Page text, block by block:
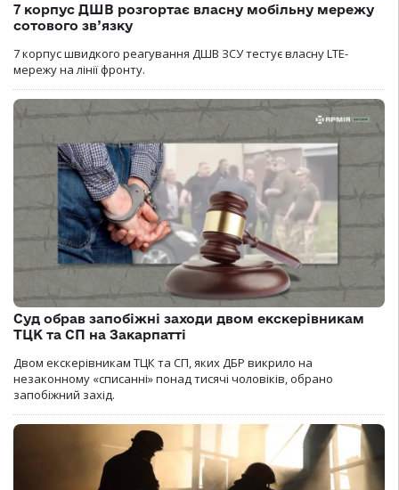
7 корпус ДШВ розгортає власну мобільну мережу
сотового зв’язку
7 корпус швидкого реагування ДШВ ЗСУ тестує власну LTE-
мережу на лінії фронту.
Суд обрав запобіжні заходи двом екскерівникам
ТЦК та СП на Закарпатті
Двом екскерівникам ТЦК та СП, яких ДБР викрило на
незаконному «списанні» понад тисячі чоловіків, обрано
запобіжний захід.